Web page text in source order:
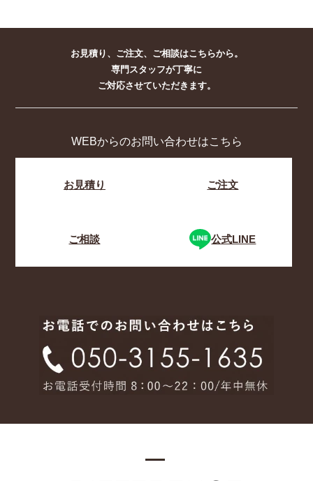
お見積り、ご注文、ご相談はこちらから。
専門スタッフが丁寧に
ご対応させていただきます。
WEBからのお問い合わせはこちら
お見積り ご注文
ご相談 公式LINE